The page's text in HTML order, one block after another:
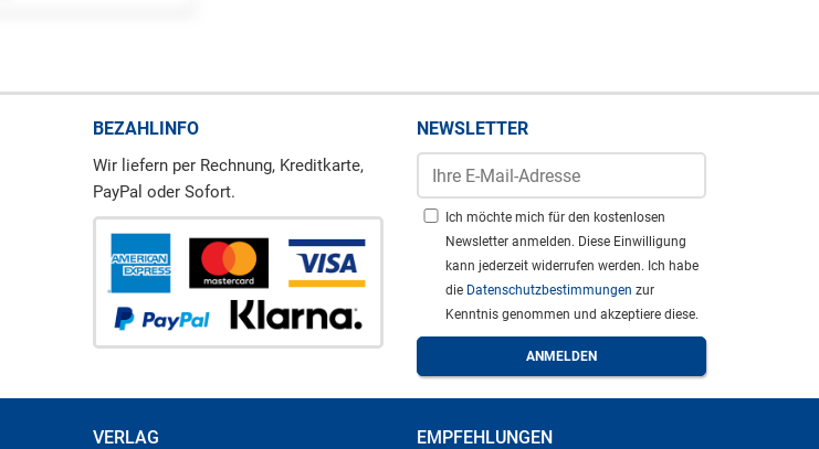
BEZAHLINFO
Wir liefern per Rechnung, Kreditkarte,
PayPal oder Sofort.
NEWSLETTER
Ich möchte mich für den kostenlosen
Newsletter anmelden. Diese Einwilligung
kann jederzeit widerrufen werden. Ich habe
die Datenschutzbestimmungen zur
Kenntnis genommen und akzeptiere diese.
VERLAG EMPFEHLUNGEN